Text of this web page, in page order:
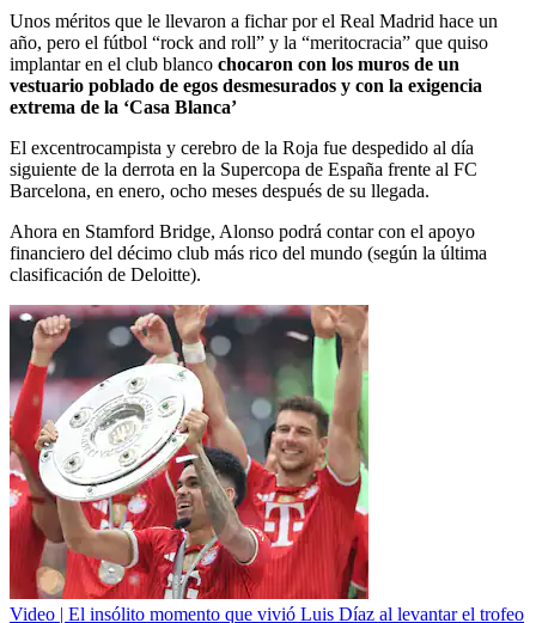
Unos méritos que le llevaron a fichar por el Real Madrid hace un
año, pero el fútbol “rock and roll” y la “meritocracia” que quiso
implantar en el club blanco chocaron con los muros de un
vestuario poblado de egos desmesurados y con la exigencia
extrema de la ‘Casa Blanca’
El excentrocampista y cerebro de la Roja fue despedido al día
siguiente de la derrota en la Supercopa de España frente al FC
Barcelona, en enero, ocho meses después de su llegada.
Ahora en Stamford Bridge, Alonso podrá contar con el apoyo
financiero del décimo club más rico del mundo (según la última
clasificación de Deloitte).
Video | El insólito momento que vivió Luis Díaz al levantar el trofeo